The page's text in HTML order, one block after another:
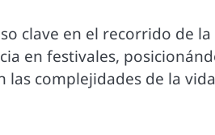
clave en el recorrido de la
en festivales,
las complejidades de la vida